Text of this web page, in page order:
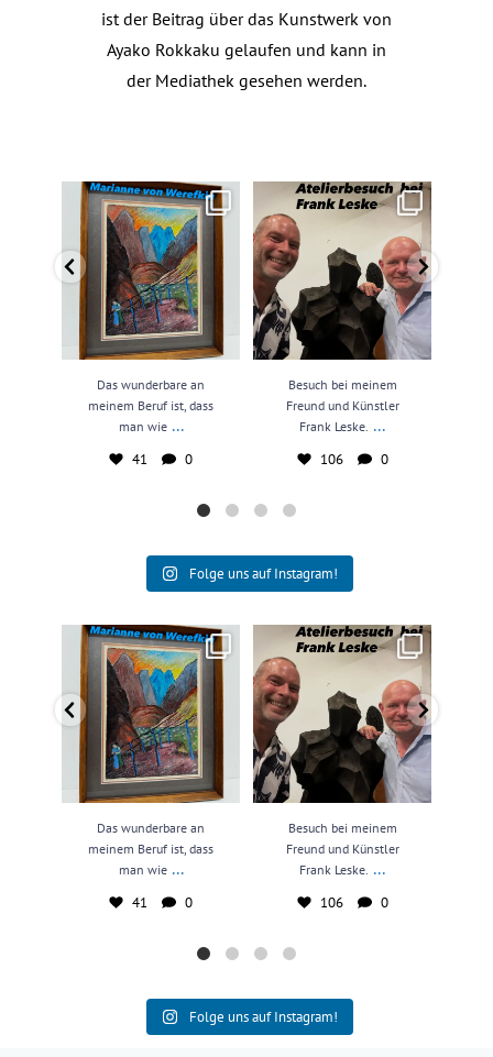
ist der Beitrag über das Kunstwerk von
Ayako Rokkaku gelaufen und kann in
der Mediathek gesehen werden.
Das wunderbare an meinem
Beruf ist, dass man wie...
41 0
Das wunderbare an
meinem Beruf ist, dass
man wie ...
41 0
Besuch bei meinem Freund und
Künstler Frank Leske....
106 0
Besuch bei meinem
Freund und Künstler
Frank Leske. ...
106 0
Folge uns auf Instagram!
Das wunderbare an meinem
Beruf ist, dass man wie...
41 0
Das wunderbare an
meinem Beruf ist, dass
man wie ...
41 0
Besuch bei meinem Freund und
Künstler Frank Leske....
106 0
Besuch bei meinem
Freund und Künstler
Frank Leske. ...
106 0
Folge uns auf Instagram!